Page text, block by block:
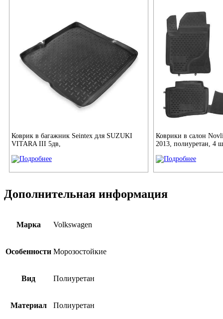
Коврик в багажник Seintex для SUZUKI
VITARA III 5дв,
Коврики в салон
2013, полиуретан, 4
Дополнительная информация
Марка Volkswagen
Особенности Морозостойкие
Вид Полиуретан
Материал Полиуретан